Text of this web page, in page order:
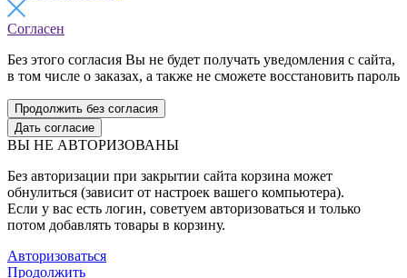
Согласен
Без этого согласия Вы не будет получать уведомления с сайта,
в том числе о заказах, а также не сможете восстановить пароль
Продолжить без согласия
Дать согласие
ВЫ НЕ АВТОРИЗОВАНЫ
Без авторизации при закрытии сайта корзина может
обнулиться (зависит от настроек вашего компьютера).
Если у вас есть логин, советуем авторизоваться и только
потом добавлять товары в корзину.
Авторизоваться
Продолжить